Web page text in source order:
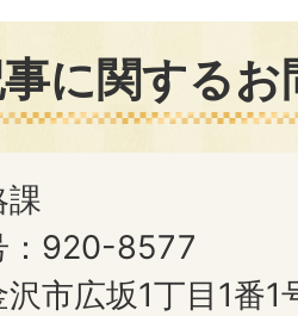
に関する
課
：920-8577
市広坂1丁目1番1